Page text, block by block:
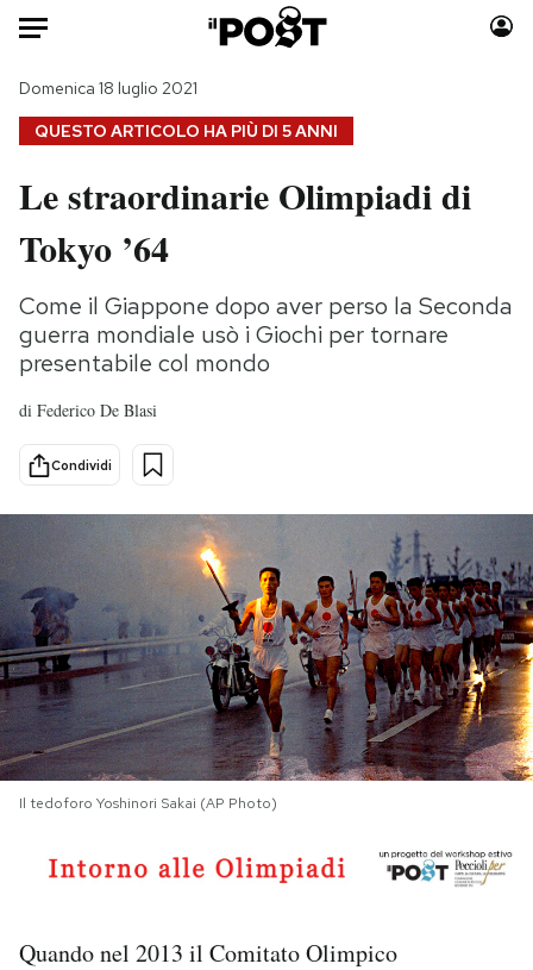
HOME
Italia
Politica
Tecnologia
Internet
Scienza
Cultura
Economia
Sport
Moda
Storie/Idee
Ok Boomer!
PODCAST
NEWSLETTER
I MIEI PREFERITI
QUESTO ARTICOLO HA PIÙ DI 5 ANNI
Domenica 18 luglio 2021
Le straordinarie Olimpiadi di
Tokyo ’64
Come il Giappone dopo aver perso la Seconda
guerra mondiale usò i Giochi per tornare
presentabile col mondo
di Federico De Blasi
Condividi
Il tedoforo Yoshinori Sakai (AP Photo)
Quando nel 2013 il Comitato Olimpico